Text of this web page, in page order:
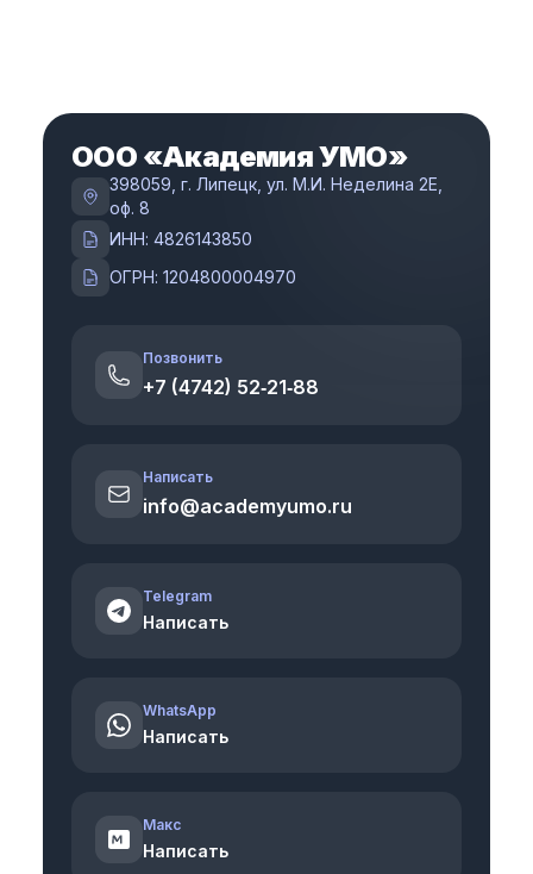
ООО «Академия УМО»
398059, г. Липецк, ул. М.И. Неделина 2Е,
оф. 8
ИНН: 4826143850
ОГРН: 1204800004970
Позвонить
+7 (4742) 52‑21‑88
Написать
info@academyumo.ru
Telegram
Написать
WhatsApp
Написать
Макс
Написать